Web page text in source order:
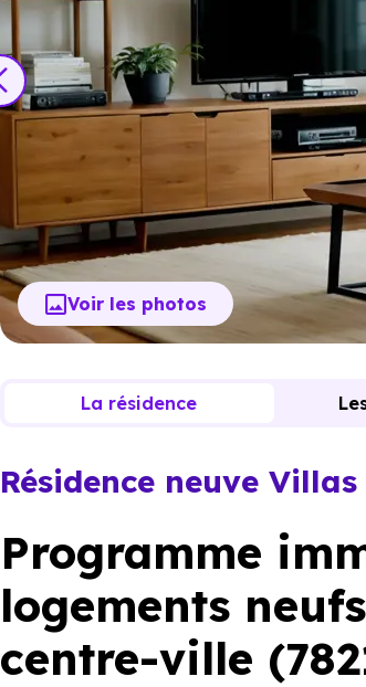
Voir les photos
Ce
Résidence neuve
Programme
logements
centre-ville
La résidence